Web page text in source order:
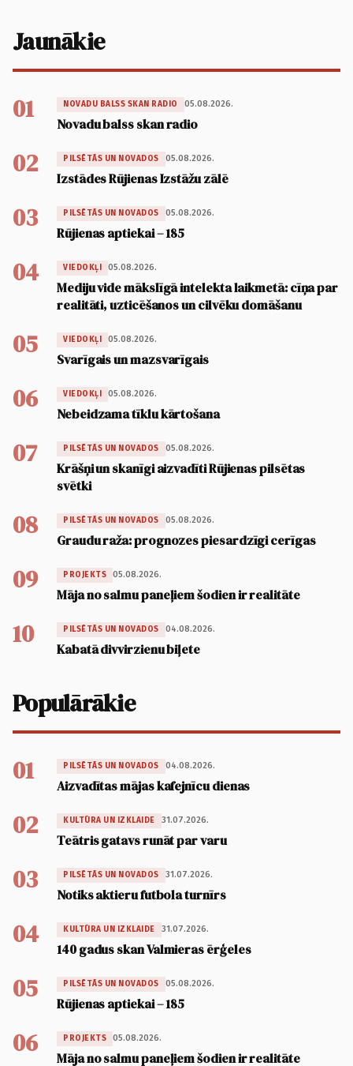
Jaunākie
01 NOVADU BALSS SKAN RADIO 05.08.2026.
Novadu balss skan radio
02 PILSĒTĀS UN NOVADOS 05.08.2026.
Izstādes Rūjienas Izstāžu zālē
03 PILSĒTĀS UN NOVADOS 05.08.2026.
Rūjienas aptiekai – 185
04 VIEDOKĻI 05.08.2026.
Mediju vide mākslīgā intelekta laikmetā: cīņa par
realitāti, uzticēšanos un cilvēku domāšanu
05 VIEDOKĻI 05.08.2026.
Svarīgais un mazsvarīgais
06 VIEDOKĻI 05.08.2026.
Nebeidzama tīklu kārtošana
07 PILSĒTĀS UN NOVADOS 05.08.2026.
Krāšņi un skanīgi aizvadīti Rūjienas pilsētas
svētki
08 PILSĒTĀS UN NOVADOS 05.08.2026.
Graudu raža: prognozes piesardzīgi cerīgas
09 PROJEKTS 05.08.2026.
Māja no salmu paneļiem šodien ir realitāte
10 PILSĒTĀS UN NOVADOS 04.08.2026.
Kabatā divvirzienu biļete
Populārākie
01 PILSĒTĀS UN NOVADOS 04.08.2026.
Aizvadītas mājas kafejnīcu dienas
02 KULTŪRA UN IZKLAIDE 31.07.2026.
Teātris gatavs runāt par varu
03 PILSĒTĀS UN NOVADOS 31.07.2026.
Notiks aktieru futbola turnīrs
04 KULTŪRA UN IZKLAIDE 31.07.2026.
140 gadus skan Valmieras ērģeles
05 PILSĒTĀS UN NOVADOS 05.08.2026.
Rūjienas aptiekai – 185
06 PROJEKTS 05.08.2026.
Māja no salmu paneļiem šodien ir realitāte